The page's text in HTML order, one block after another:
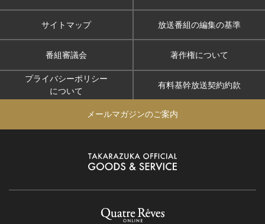
サイトマップ 放送番組の編集の基準
番組審議会 著作権について
プライバシーポリシー
について
有料基幹放送契約約款
メールマガジンのご案内